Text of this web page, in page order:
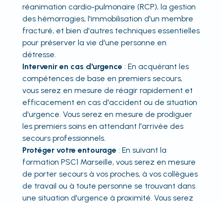
réanimation cardio-pulmonaire (RCP), la gestion
des hémorragies, l'immobilisation d'un membre
fracturé, et bien d'autres techniques essentielles
pour préserver la vie d'une personne en
détresse.
Intervenir en cas d'urgence : En acquérant les
compétences de base en premiers secours,
vous serez en mesure de réagir rapidement et
efficacement en cas d'accident ou de situation
d'urgence. Vous serez en mesure de prodiguer
les premiers soins en attendant l'arrivée des
secours professionnels.
Protéger votre entourage : En suivant la
formation PSC1 Marseille, vous serez en mesure
de porter secours à vos proches, à vos collègues
de travail ou à toute personne se trouvant dans
une situation d'urgence à proximité. Vous serez